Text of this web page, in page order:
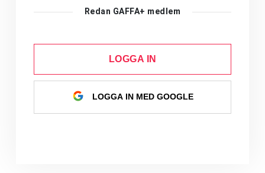
Redan GAFFA+ medlem
LOGGA IN
LOGGA IN MED GOOGLE